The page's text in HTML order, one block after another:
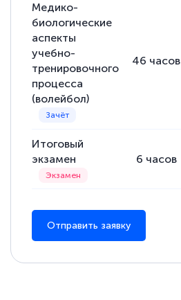
Медико-
биологические
аспекты
учебно-
тренировочного
процесса
(волейбол)
46 часов
Итоговый
экзамен
6 часов
Отправить заявку